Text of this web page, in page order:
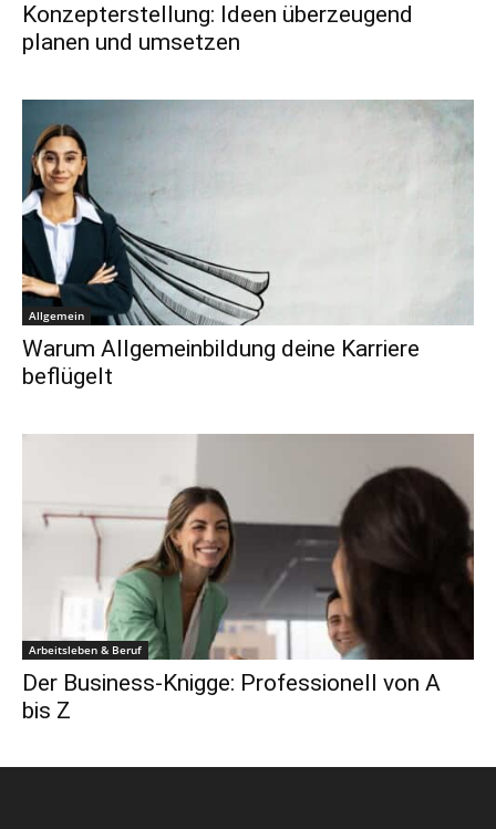
Konzepterstellung: Ideen überzeugend
planen und umsetzen
Allgemein
Warum Allgemeinbildung deine Karriere
beflügelt
Arbeitsleben & Beruf
Der Business-Knigge: Professionell von A
bis Z